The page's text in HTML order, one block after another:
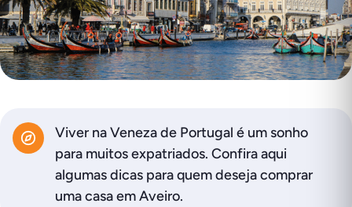
Viver na Veneza de Portugal é um sonho
para muitos expatriados. Confira aqui
algumas dicas para quem deseja comprar
uma casa em Aveiro.